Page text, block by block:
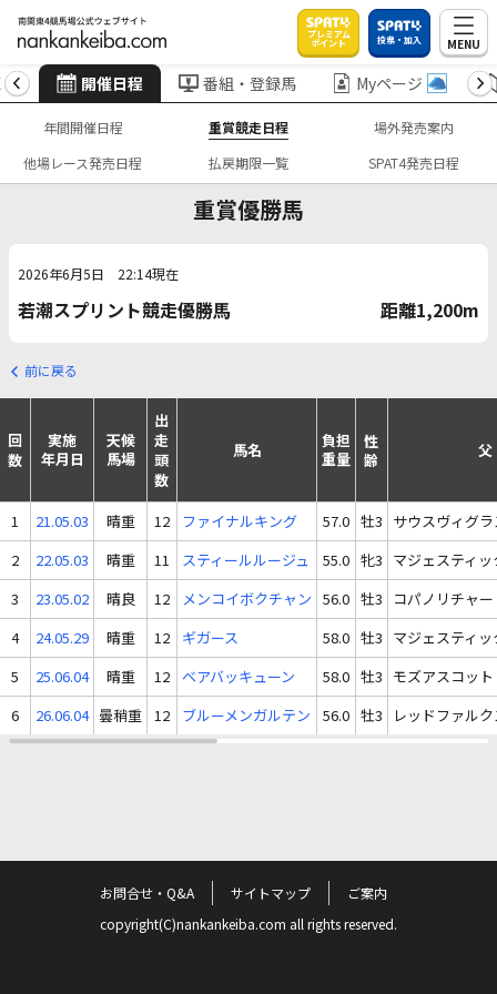
プレミアム
ポイント 投票・加入 MENU
開催日程 番組・登録馬 Myページ
年間開催日程 重賞競走日程
場外発売案内
他場レース発売日程
払戻期限一覧 SPAT4発売日程
重賞優勝馬
2026年6月5日 22:14現在
若潮スプリント競走優勝馬 距離1,200m
前に戻る
回数
実施
年月日
天候
馬場
出走頭数 馬名
負担
重量
性齢 父
1 21.05.03 晴重 12 ファイナルキング 57.0 牡3 サウスヴィグ
2
22.05.03 晴重 11 スティールルージュ 55.0 牝3 マジェスティ
3
23.05.02 晴良 12 メンコイボクチャン 56.0 牡3
コパノリチャ
4
24.05.29 晴重 12 ギガース 58.0 牡3 マジェスティ
5
25.06.04 晴重 12 ベアバッキューン 58.0 牡3 モズアスコット
6
26.06.04 曇稍重 12 ブルーメンガルテン 56.0 牡3 レッドファル
お問合せ・Q&A サイトマップ
ご案内
copyright(C)nankankeiba.com all rights reserved.